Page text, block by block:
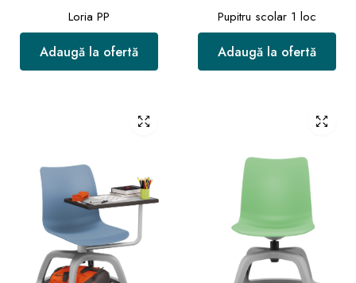
Loria PP
Adaugă la ofertă
Pupitru scolar 1 loc
Adaugă la ofertă